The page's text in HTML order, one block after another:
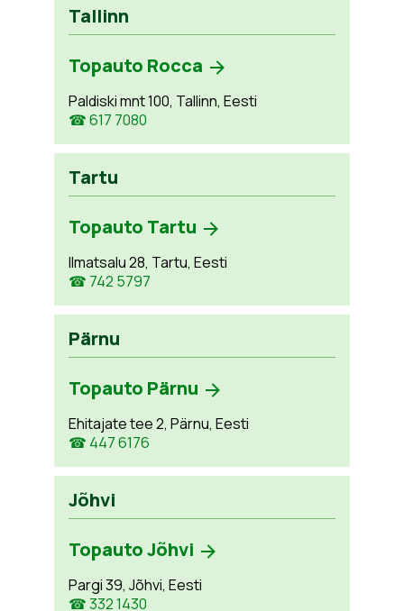
Tallinn
Topauto Rocca
Paldiski mnt 100, Tallinn, Eesti
☎ 617 7080
Tartu
Topauto Tartu
Ilmatsalu 28, Tartu, Eesti
☎ 742 5797
Pärnu
Topauto Pärnu
Ehitajate tee 2, Pärnu, Eesti
☎ 447 6176
Jõhvi
Topauto Jõhvi
Pargi 39, Jõhvi, Eesti
☎ 332 1430